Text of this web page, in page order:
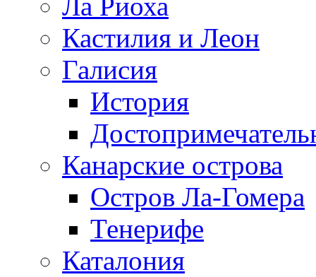
Ла Риоха
Кастилия и Леон
Галисия
История
Канарские острова
Остров Ла-Гомера
Тенерифе
Каталония